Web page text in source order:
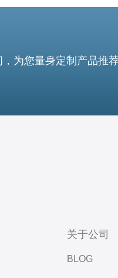
为您量身定制产品推
关于公司
BLOG